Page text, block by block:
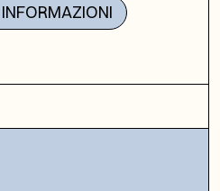
INFORMAZIONI